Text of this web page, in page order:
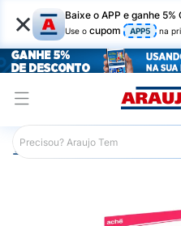
× Baixe o APP e ganhe 5%
Use o cupom APP5 na
Araujo Saúde e Bem Estar